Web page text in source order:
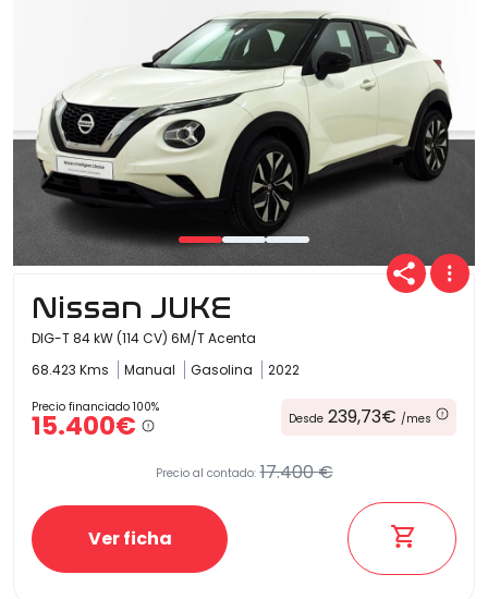
Nissan JUKE
DIG-T 84 kW (114 CV) 6M/T Acenta
68.423 Kms
Manual Gasolina 2022
Precio financiado 100%
15.400€ Desde 239,73€ /mes
Precio al contado: 17.400 €
Ver ficha